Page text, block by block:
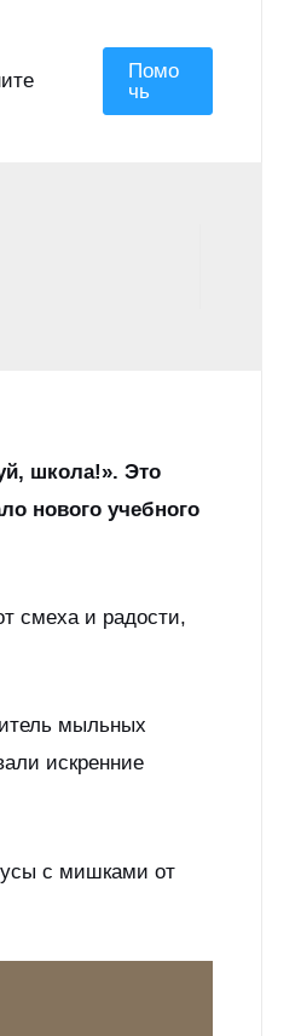
Помо
Чь
школа!». Это
нового учебного
смеха и радости,
мыльных
искренние
с мишками от